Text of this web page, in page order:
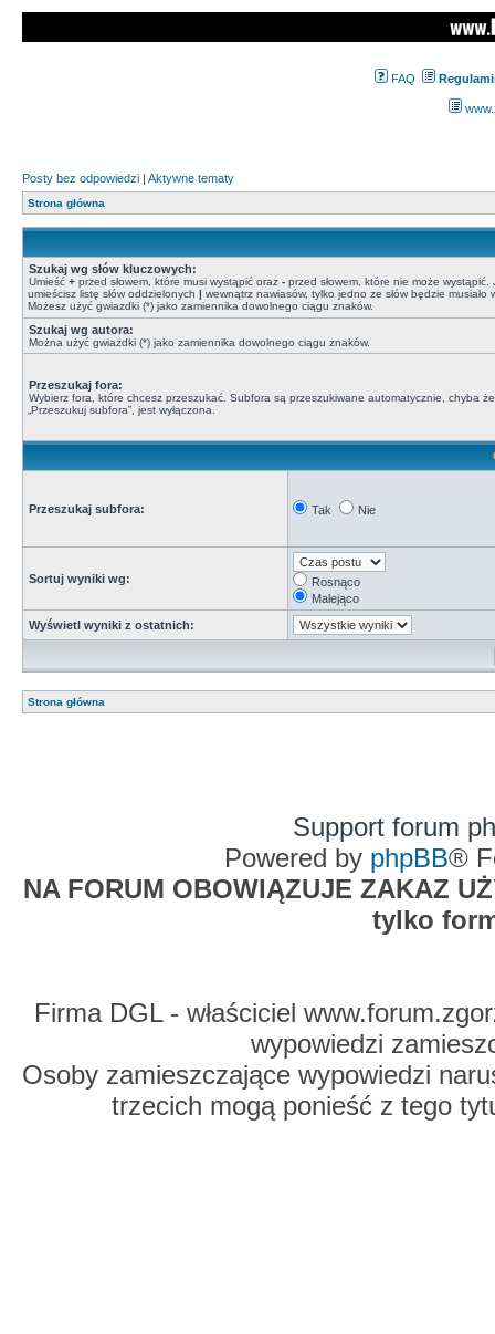
FAQ
Posty bez odpowiedzi | Aktywne tematy
Strona główna
Szukaj wg słów kluczowych:
Umieść + przed słowem, które musi wystąpić oraz - przed słowem, które nie może wystąpić.
umieścisz listę słów oddzielonych | wewnątrz nawiasów, tylko jedno ze słów będzie musiało
Możesz użyć gwiazdki (*) jako zamiennika dowolnego ciągu znaków.
Szukaj wg autora:
Można użyć gwiazdki (*) jako zamiennika dowolnego ciągu znaków.
Przeszukaj fora:
Wybierz fora, które chcesz przeszukać. Subfora są przeszukiwane automatycznie, chyba
„Przeszukuj subfora”, jest wyłączona.
Przeszukaj subfora: Tak Nie
Sortuj wyniki wg:
Rosnąco
Malejąco
Wyświetl wyniki z ostatnich:
Strona główna
Support forum
Powered by phpBB®
NA FORUM OBOWIĄZUJE ZAKAZ
tylko
Firma DGL - właściciel
wypowiedzi
Osoby zamieszczające wypowiedzi
trzecich mogą ponieść z tego